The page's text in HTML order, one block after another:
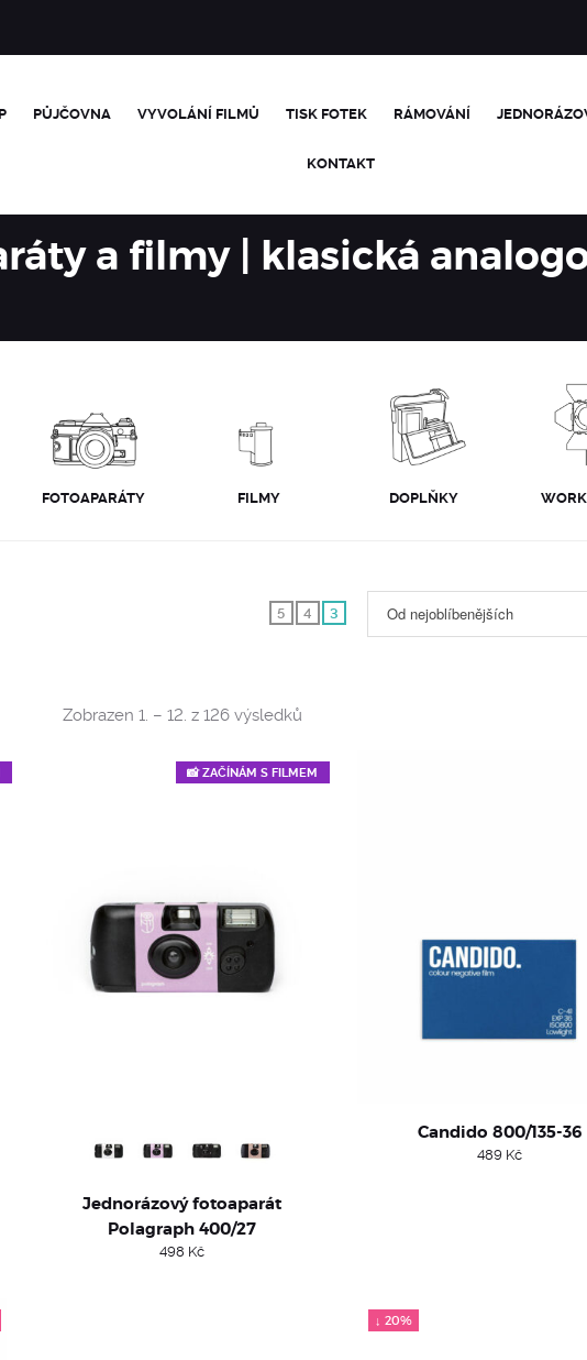
PŮJČOVNA VYVOLÁNÍ FILMŮ TISK FOTEK RÁMOVÁNÍ
KONTAKT
a filmy | klasická
FOTOAPARÁTY FILMY DOPLŇKY
5 4 3 Od nejoblíbenějších
Zobrazen 1. – 12. z 126 výsledkůSorted
popularity
📸 ZAČÍNÁM S FILMEM
Jednorázový fotoaparát
Polagraph 400/27
498 Kč
Candido 800/135-36
489 Kč
↓ 20%